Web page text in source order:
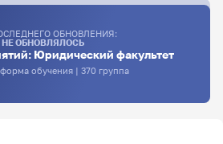
ОБНОВЛЕНИЯ:
НЕ ОБНОВЛЯЛОСЬ
Юридический факультет
обучения | 370 группа